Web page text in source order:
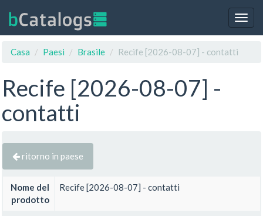
Casa
Paesi Brasile Recife [2026-08-07] - contatti
Recife [2026-08-07] -
contatti
ritorno in paese
Nome del
prodotto
Recife [2026-08-07] - contatti